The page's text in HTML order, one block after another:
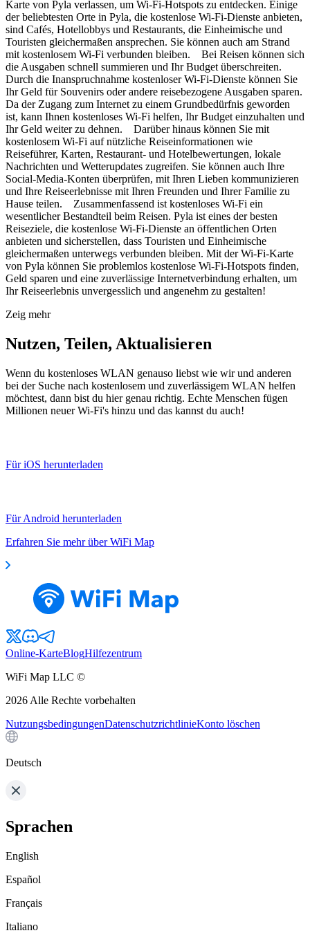
Karte von Pyla verlassen, um Wi-Fi-Hotspots zu entdecken. Einige
der beliebtesten Orte in Pyla, die kostenlose Wi-Fi-Dienste anbieten,
sind Cafés, Hotellobbys und Restaurants, die Einheimische und
Touristen gleichermaßen ansprechen. Sie können auch am Strand
mit kostenlosem Wi-Fi verbunden bleiben. Bei Reisen können sich
die Ausgaben schnell summieren und Ihr Budget überschreiten.
Durch die Inanspruchnahme kostenloser Wi-Fi-Dienste können Sie
Ihr Geld für Souvenirs oder andere reisebezogene Ausgaben sparen.
Da der Zugang zum Internet zu einem Grundbedürfnis geworden
ist, kann Ihnen kostenloses Wi-Fi helfen, Ihr Budget einzuhalten und
Ihr Geld weiter zu dehnen. Darüber hinaus können Sie mit
kostenlosem Wi-Fi auf nützliche Reiseinformationen wie
Reiseführer, Karten, Restaurant- und Hotelbewertungen, lokale
Nachrichten und Wetterupdates zugreifen. Sie können auch Ihre
Social-Media-Konten überprüfen, mit Ihren Lieben kommunizieren
und Ihre Reiseerlebnisse mit Ihren Freunden und Ihrer Familie zu
Hause teilen. Zusammenfassend ist kostenloses Wi-Fi ein
wesentlicher Bestandteil beim Reisen. Pyla ist eines der besten
Reiseziele, die kostenlose Wi-Fi-Dienste an öffentlichen Orten
anbieten und sicherstellen, dass Touristen und Einheimische
gleichermaßen unterwegs verbunden bleiben. Mit der Wi-Fi-Karte
von Pyla können Sie problemlos kostenlose Wi-Fi-Hotspots finden,
Geld sparen und eine zuverlässige Internetverbindung erhalten, um
Ihr Reiseerlebnis unvergesslich und angenehm zu gestalten!
Zeig mehr
Nutzen, Teilen, Aktualisieren
Wenn du kostenloses WLAN genauso liebst wie wir und anderen
bei der Suche nach kostenlosem und zuverlässigem WLAN helfen
möchtest, dann bist du hier genau richtig. Echte Menschen fügen
Millionen neuer Wi-Fi's hinzu und das kannst du auch!
Für iOS herunterladen
Für Android herunterladen
Erfahren Sie mehr über WiFi Map
Online-KarteBlogHilfezentrum
WiFi Map LLC ©
2026 Alle Rechte vorbehalten
NutzungsbedingungenDatenschutzrichtlinieKonto löschen
Deutsch
Sprachen
English
Español
Français
Italiano